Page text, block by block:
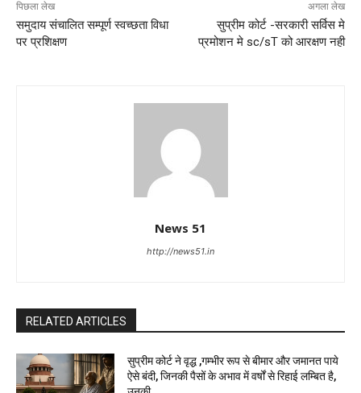
पिछला लेख
समुदाय संचालित सम्पूर्ण स्वच्छता विधा
पर प्रशिक्षण
अगला लेख
सुप्रीम कोर्ट -सरकारी सर्विस मे
प्रमोशन मे sc/sT को आरक्षण नही
News 51
http://news51.in
RELATED ARTICLES
सुप्रीम कोर्ट ने वृद्ध ,गम्भीर रूप से बीमार और जमानत पाये
ऐसे बंदी, जिनकी पैसों के अभाव में वर्षों से रिहाई लम्बित है,